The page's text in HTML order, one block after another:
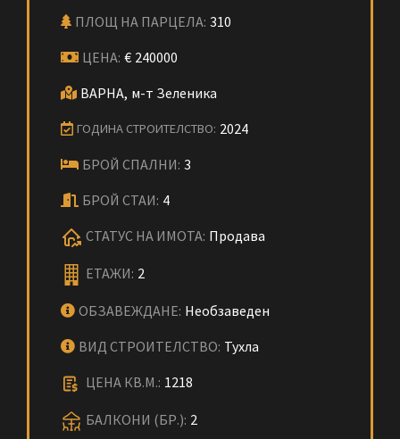
ПЛОЩ НА ПАРЦЕЛА: 310
ЦЕНА: € 240000
ВАРНА, м-т Зеленика
ГОДИНА СТРОИТЕЛСТВО: 2024
БРОЙ СПАЛНИ: 3
БРОЙ СТАИ: 4
СТАТУС НА ИМОТА: Продава
ЕТАЖИ: 2
ОБЗАВЕЖДАНЕ: Необзаведен
ВИД СТРОИТЕЛСТВО: Тухла
ЦЕНА КВ.М.: 1218
БАЛКОНИ (БР.): 2